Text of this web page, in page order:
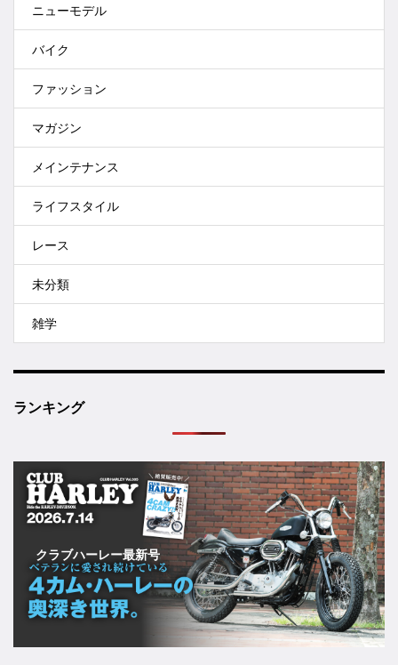
ニューモデル
バイク
ファッション
マガジン
メインテナンス
ライフスタイル
レース
未分類
雑学
ランキング
クラブハーレー最新号